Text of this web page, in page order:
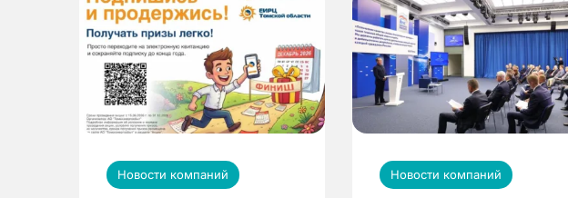
Новости компаний Новости компаний